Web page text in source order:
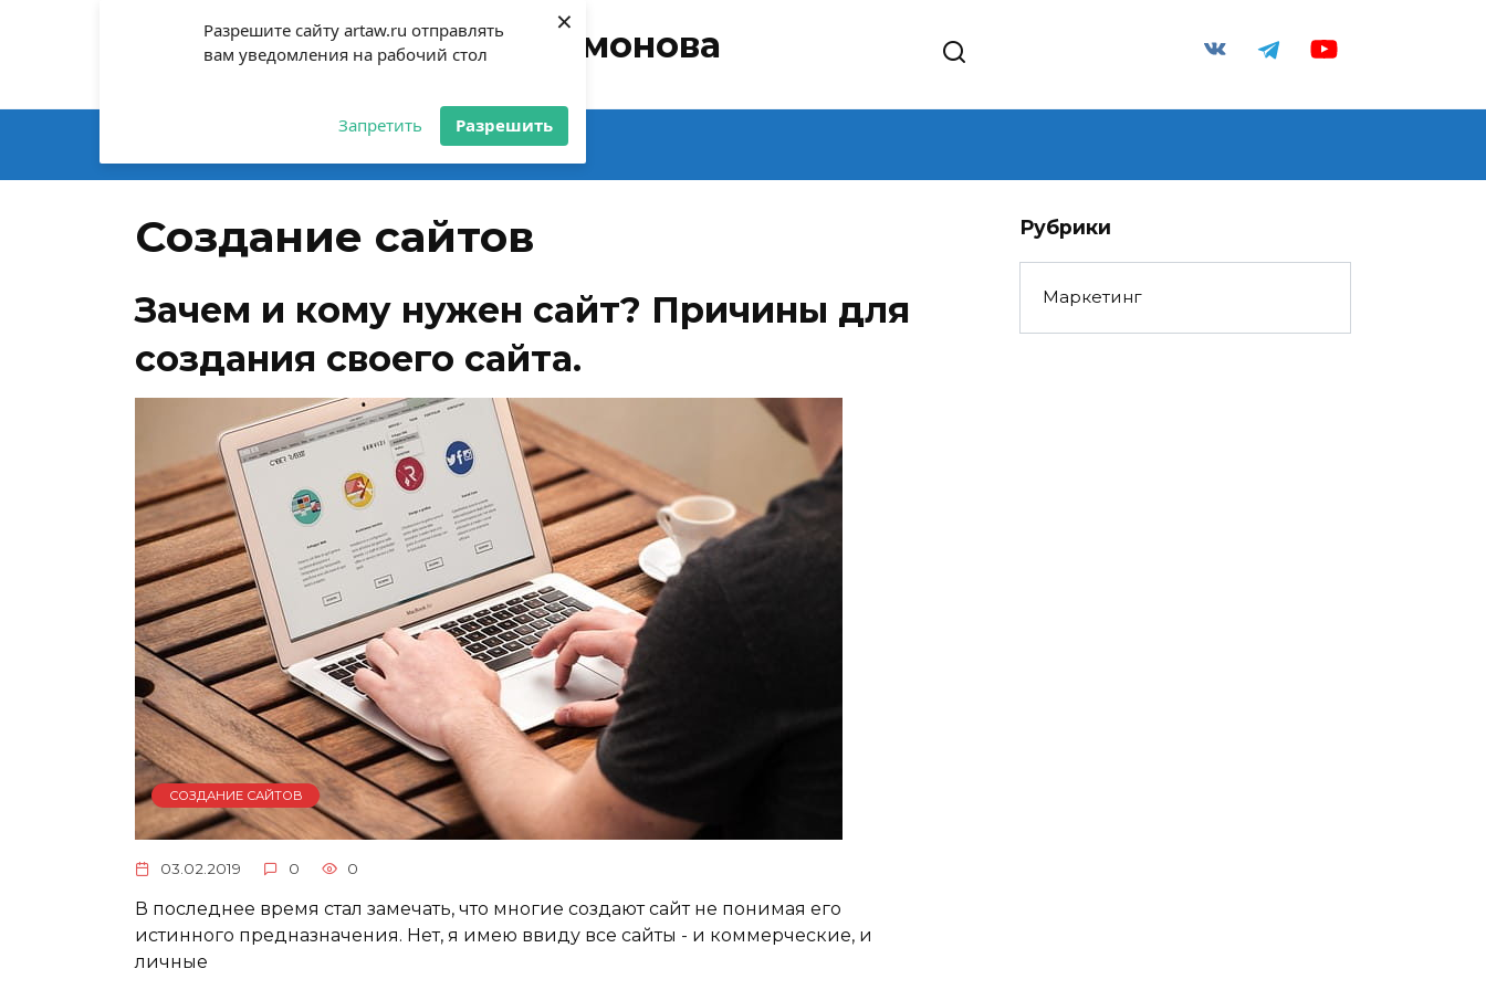
Разрешите сайту artaw.ru отправлять
вам уведомления на рабочий стол
Запретить Разрешить
×
Блог Алексея Артамонова
Контакты
Создание сайтов
Зачем и кому нужен сайт? Причины для
создания своего сайта.
СОЗДАНИЕ САЙТОВ
03.02.2019 0 0
В последнее время стал замечать, что многие создают сайт не понимая его
истинного предназначения. Нет, я имею ввиду все сайты - и коммерческие, и
личные
Рубрики
Маркетинг